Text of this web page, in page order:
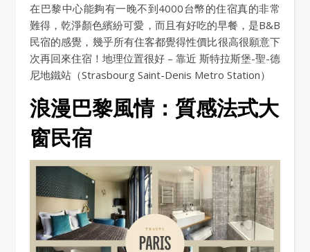
在巴黎中心能夠有一晚不到4000台幣的住宿真的非常
難得，乾淨顏色繽紛可愛，而且有好吃的早餐，是B&B
民宿的感覺，幾乎所有住客都覺得性價比很高很願意下
次再回來住宿！地理位置很好 – 靠近 斯特拉斯堡-聖-德
尼地鐵站（Strasbourg Saint-Denis Metro Station）
浪漫巴黎風情：質感法式大
窗民宿